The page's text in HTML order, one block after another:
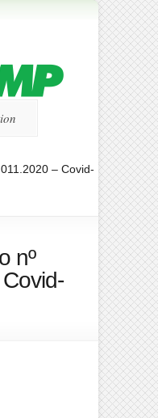
– Covid-
nº